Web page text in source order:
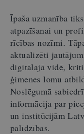
Īpaša uzmanība
atpazīšanai un
rīcības nozīmi.
aktualizēti
digitālajā vidē,
ģimenes lomu
Noslēgumā
informācija par
un institūcijām
palīdzības.